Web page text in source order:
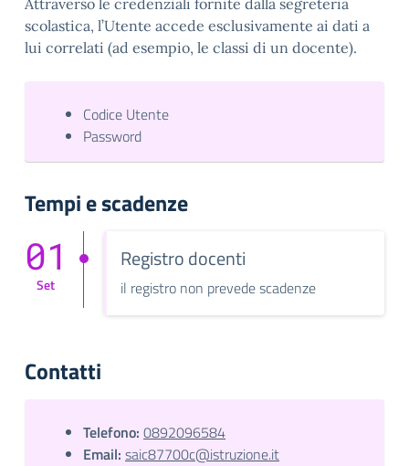
Attraverso le credenziali fornite dalla segreteria
scolastica, l’Utente accede esclusivamente ai dati a
lui correlati (ad esempio, le classi di un docente).
Codice Utente
Password
Tempi e scadenze
01
Set
Registro docenti
il registro non prevede scadenze
Contatti
Telefono: 0892096584
Email: saic87700c@istruzione.it